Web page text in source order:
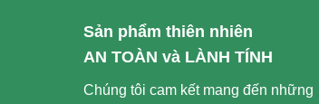
Sản phẩm thiên nhiên
AN TOÀN và LÀNH TÍNH
Chúng tôi cam kết mang đến những